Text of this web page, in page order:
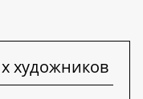
художников